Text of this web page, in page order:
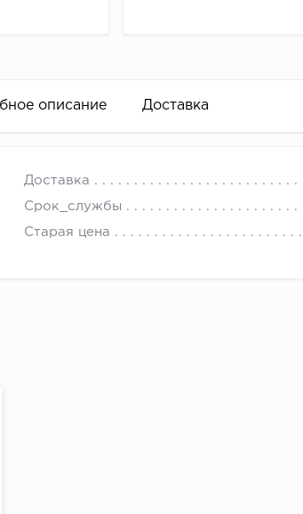
описание Доставка
Доставка
Срок_службы
Старая цена